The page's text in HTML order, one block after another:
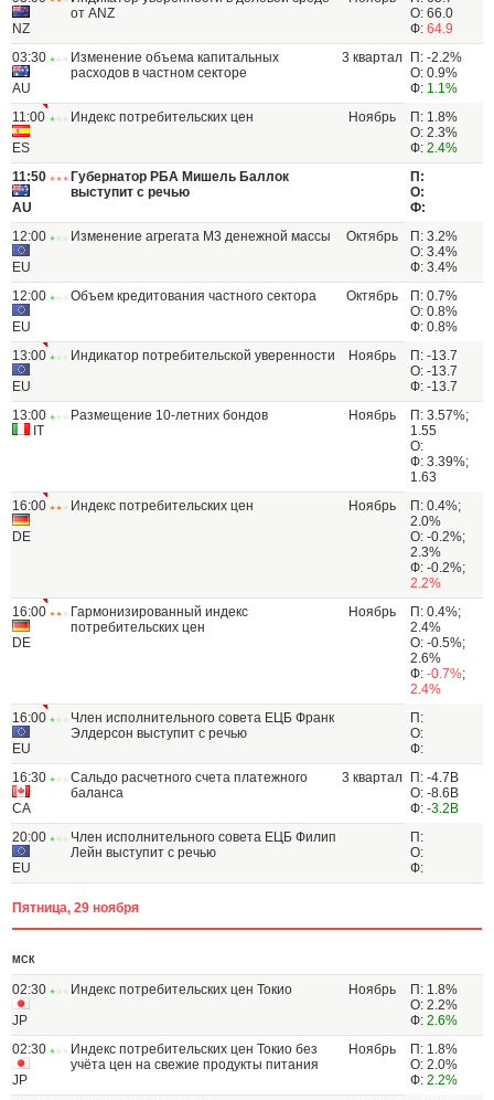
NZ
от ANZ
О: 66.0
Ф: 64.9
03:30
AU
Изменение объема капитальных
расходов в частном секторе
3 квартал
П: -2.2%
О: 0.9%
Ф: 1.1%
11:00
ES
Индекс потребительских цен Ноябрь
П: 1.8%
О: 2.3%
Ф: 2.4%
11:50
AU
Губернатор РБА Мишель Баллок
выступит с речью
П:
О:
Ф:
12:00
EU
Изменение агрегата М3 денежной массы Октябрь
П: 3.2%
О: 3.4%
Ф: 3.4%
12:00
EU
Объем кредитования частного сектора Октябрь
П: 0.7%
О: 0.8%
Ф: 0.8%
13:00
EU
Индикатор потребительской уверенности Ноябрь
П: -13.7
О: -13.7
Ф: -13.7
13:00
IT
Размещение 10-летних бондов Ноябрь
П: 3.57%;
1.55
О:
Ф: 3.39%;
1.63
16:00
DE
Индекс потребительских цен Ноябрь
П: 0.4%;
2.0%
О: -0.2%;
2.3%
Ф: -0.2%;
2.2%
16:00
DE
Гармонизированный индекс
потребительских цен
Ноябрь
П: 0.4%;
2.4%
О: -0.5%;
2.6%
Ф: -0.7%;
2.4%
16:00
EU
Член исполнительного совета ЕЦБ Франк
Элдерсон выступит с речью
П:
О:
Ф:
16:30
CA
Сальдо расчетного счета платежного
баланса
3 квартал
П: -4.7B
О: -8.6B
Ф: -3.2B
20:00
EU
Член исполнительного совета ЕЦБ Филип
Лейн выступит с речью
П:
О:
Ф:
Пятница, 29 ноября
МСК
02:30
JP
Индекс потребительских цен Токио Ноябрь
П: 1.8%
О: 2.2%
Ф: 2.6%
02:30
JP
Индекс потребительских цен Токио без
учёта цен на свежие продукты питания
Ноябрь
П: 1.8%
О: 2.0%
Ф: 2.2%